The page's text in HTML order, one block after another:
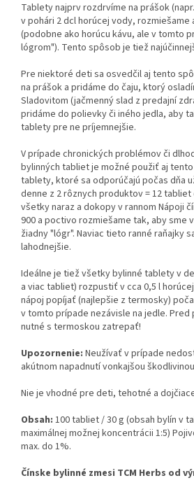
Tablety najprv rozdrvíme na prášok
v pohári 2 dcl horúcej vody, rozmiešame
(podobne ako horúcu kávu, ale v tomto
lógrom"). Tento spôsob je tiež
Pre niektoré deti sa osvedčil aj tento
na prášok a pridáme do čaju, ktorý
Sladovitom (jačmenný slad z predajní
pridáme do polievky či iného jedla, aby
tablety pre ne príjemnejšie.
V prípade chronických problémov či
bylinných tabliet je možné použiť aj
tablety, ktoré sa odporúčajú počas dňa
denne z 2 rôznych produktov = 12
všetky naraz a dokopy v rannom Nápoji
900 a poctivo rozmiešame tak, aby sme
žiadny "lógr". Naviac tieto ranné raňajky
lahodnejšie.
Ideálne je tiež všetky bylinné tablety v
a viac tabliet) rozpustiť v cca 0,5 l
nápoj popíjať (najlepšie z termosky)
v tomto prípade nezávisle na jedle.
nutné s termoskou zatrepať!
Upozornenie: Neužívať v prípade
akútnom napadnutí vonkajšou
Nie je vhodné pre deti, tehotné a
Obsah: 100 tabliet / 30 g (obsah bylín v
maximálnej možnej koncentrácii 1:5)
max. do 1%.
Čínske bylinné zmesi TCM Herbs od